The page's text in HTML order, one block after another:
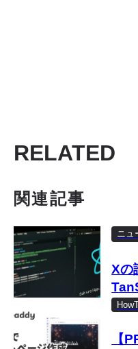
RELATED
関連記事
ニュ
Xの
移
【